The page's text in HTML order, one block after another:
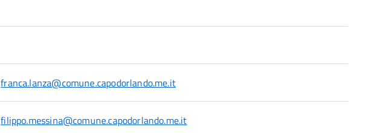
franca.lanza@comune.capodorlando.me.it
filippo.messina@comune.capodorlando.me.it